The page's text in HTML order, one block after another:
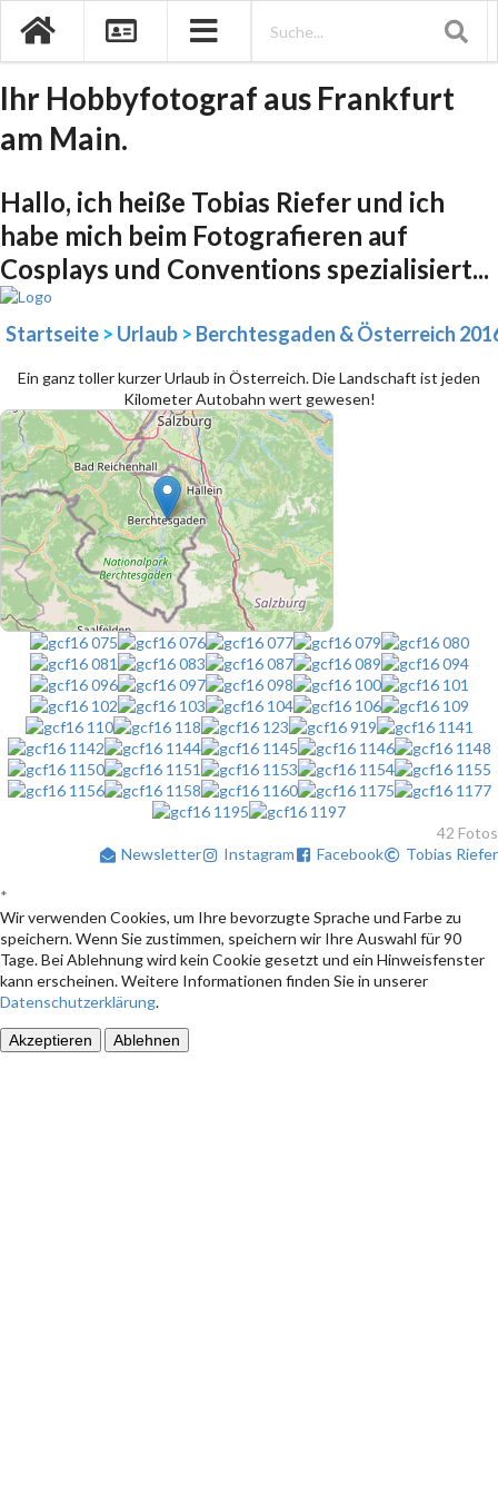
Ihr Hobbyfotograf aus Frankfurt
am Main.
Hallo, ich heiße Tobias Riefer und ich
habe mich beim Fotografieren auf
Cosplays und Conventions spezialisiert...
Startseite > Urlaub > Berchtesgaden & Österreich
Ein ganz toller kurzer Urlaub in Österreich. Die Landschaft ist jeden
Kilometer Autobahn wert gewesen!
42 Fotos
Newsletter
Instagram Facebook Tobias Riefer
*
Wir verwenden Cookies, um Ihre bevorzugte Sprache und Farbe zu
speichern. Wenn Sie zustimmen, speichern wir Ihre Auswahl für 90
Tage. Bei Ablehnung wird kein Cookie gesetzt und ein Hinweisfenster
kann erscheinen. Weitere Informationen finden Sie in unserer
Datenschutzerklärung.
Akzeptieren Ablehnen